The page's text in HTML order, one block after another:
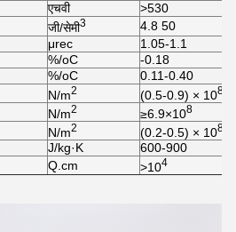
एचवी
>530
जी/सेमी3
4.8 50
μrec
1.05-1.1
%/oC
-0.18
%/oC
0.11-0.40
N/m2 (0.5-0.9) × 108
N/m2 ≥6.9×108
N/m2 (0.2-0.5) × 108
J/kg·K
600-900
Q.cm >104